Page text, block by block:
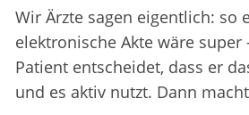
Wir Ärzte sagen eigentlich: so
elektronische Akte wäre super
Patient entscheidet, dass er
und es aktiv nutzt. Dann